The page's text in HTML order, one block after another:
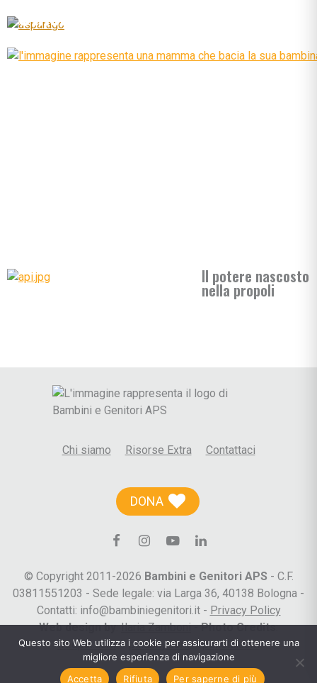
Officinalis
Il potere nascosto
nella propoli
Chi siamo Risorse Extra Contattaci
DONA
© Copyright 2011-2026 Bambini e Genitori APS - C.F.
03811551203 - Sede legale: via Larga 36, 40138 Bologna -
Contatti: info@bambiniegenitori.it - Privacy Policy
Web design by:Ilaria Zamboni-Photo Credits:
freepik.com– pixabay.com–pexels.com
Questo sito Web utilizza i cookie per assicurarti di ottenere una
migliore esperienza di navigazione
Accetta
Rifiuta Per saperne di più